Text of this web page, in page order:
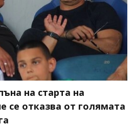
на старта на
се отказва от голямата